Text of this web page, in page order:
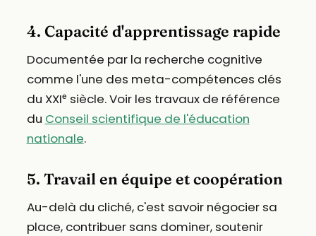
4. Capacité d'apprentissage rapide
Documentée par la recherche cognitive
comme l'une des meta-compétences clés
du XXIᵉ siècle. Voir les travaux de référence
du Conseil scientifique de l'éducation
nationale.
5. Travail en équipe et coopération
Au-delà du cliché, c'est savoir négocier sa
place, contribuer sans dominer, soutenir